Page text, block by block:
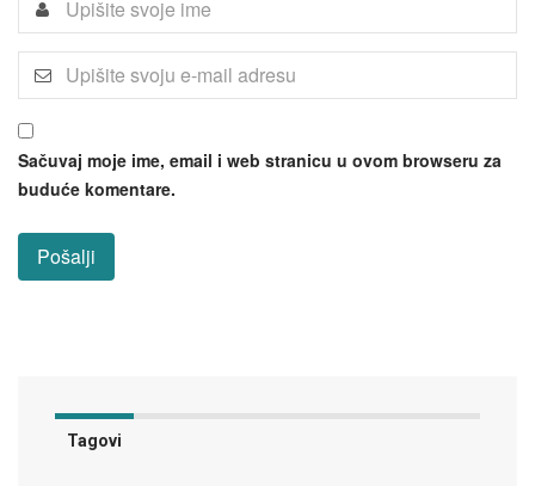
Sačuvaj moje ime, email i web stranicu u ovom browseru za
buduće komentare.
Tagovi